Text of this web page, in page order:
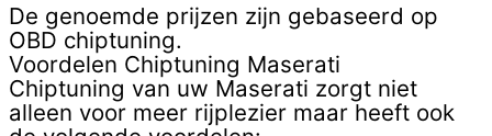
De genoemde prijzen zijn gebaseerd op
OBD chiptuning.
Voordelen Chiptuning Maserati
Chiptuning van uw Maserati zorgt niet
alleen voor meer rijplezier maar heeft ook